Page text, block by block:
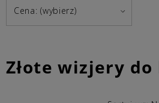
Cena: (wybierz)
Złote wizjery do